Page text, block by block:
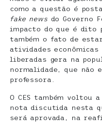
como a questão é
fake newsdo Governo
impacto do que é dito
também o fato de
atividades
liberadas gera na
normalidade, que não
professora.
O CES também voltou
nota discutida nesta
será aprovada, na